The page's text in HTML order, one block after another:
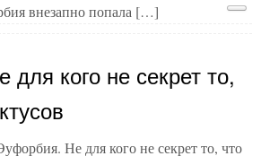
внезапно попала […]
кого не секрет то,
Не для кого не секрет то, что